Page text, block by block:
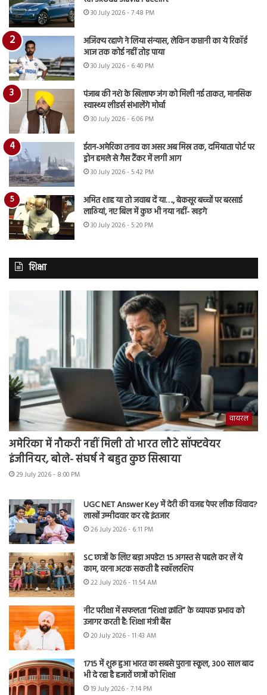
30 July 2026 - 7:48 PM
अजिंक्य रहाणे ने लिया संन्यास, लेकिन कप्तानी का ये रिकॉर्ड
आज तक कोई नहीं तोड़ पाया
30 July 2026 - 6:40 PM
पंजाब की नशे के खिलाफ जंग को मिली नई ताकत, मानसिक
स्वास्थ्य लीडर्स संभालेंगे मोर्चा
30 July 2026 - 6:06 PM
ईरान-अमेरिका तनाव का असर अब मिस्र तक, दमियाता पोर्ट पर
ड्रोन हमले से गैस टैंकर में लगी आग
30 July 2026 - 5:42 PM
अमित शाह या तो जवाब दें या…., बेकसूर बच्चों पर बरसाई
लाठियां, नए बिल में कुछ भी नया नहीं- खड़गे
30 July 2026 - 5:20 PM
शिक्षा
वायरल
अमेरिका में नौकरी नहीं मिली तो भारत लौटे सॉफ्टवेयर
इंजीनियर, बोले- संघर्ष ने बहुत कुछ सिखाया
29 July 2026 - 8:00 PM
UGC NET Answer Key में देरी की वजह पेपर लीक विवाद?
लाखों उम्मीदवार कर रहे इंतजार
26 July 2026 - 6:11 PM
SC छात्रों के लिए बड़ा अपडेट! 15 अगस्त से पहले कर लें ये
काम, वरना अटक सकती है स्कॉलरशिप
22 July 2026 - 11:54 AM
नीट परीक्षा में सफलता “शिक्षा क्रांति” के व्यापक प्रभाव को
उजागर करती है: शिक्षा मंत्री बैंस
20 July 2026 - 11:43 AM
1715 में शुरू हुआ भारत का सबसे पुराना स्कूल, 300 साल बाद
भी दे रहा है हजारों छात्रों को शिक्षा
19 July 2026 - 7:14 PM